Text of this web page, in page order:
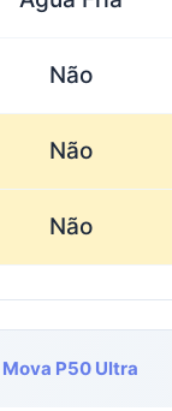
Não
Não
Não
Mova P50 Ultra